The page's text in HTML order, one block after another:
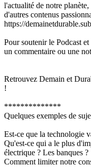
l'actualité de notre
d'autres contenus
https://
Pour soutenir le Podcast
un commentaire ou une
Retrouvez Demain et
!
**************
Quelques exemples de
Est-ce que la technologie
Qu'est-ce qui a le plus
électrique ? Les banques ?
Comment limiter notre